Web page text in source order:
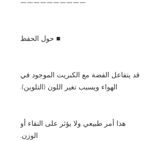
——————————
■ حول الحفظ
قد يتفاعل الفضة مع الكبريت الموجود في
الهواء ويسبب تغير اللون (التلوين).
هذا أمر طبيعي ولا يؤثر على النقاء أو
الوزن.